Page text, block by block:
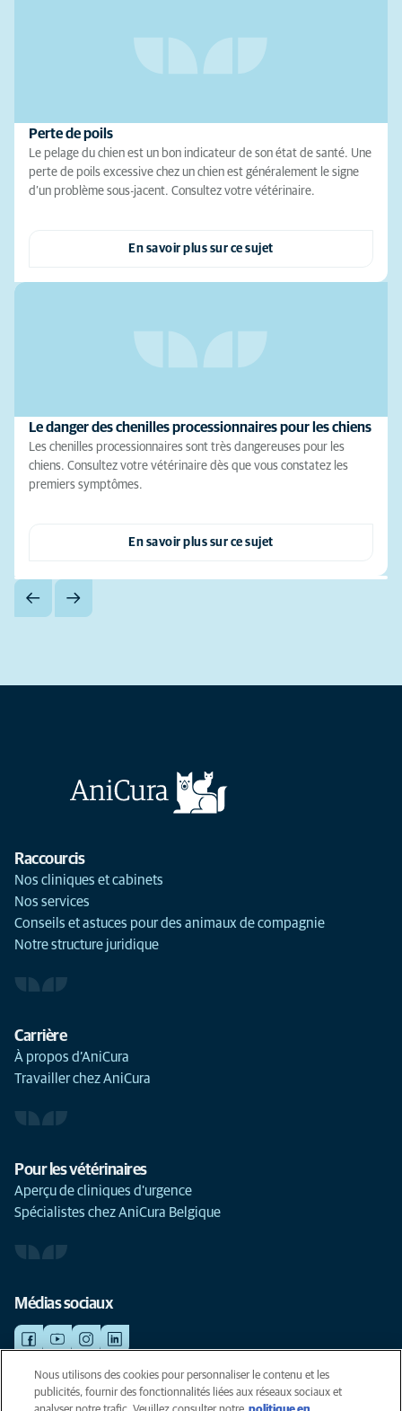
Perte de poils
Le pelage du chien est un bon indicateur de son état de santé. Une
perte de poils excessive chez un chien est généralement le signe
d’un problème sous-jacent. Consultez votre vétérinaire.
En savoir plus sur ce sujet
Le danger des chenilles processionnaires pour les chiens
Les chenilles processionnaires sont très dangereuses pour les
chiens. Consultez votre vétérinaire dès que vous constatez les
premiers symptômes.
En savoir plus sur ce sujet
Raccourcis
Nos cliniques et cabinets
Nos services
Conseils et astuces pour des animaux de compagnie
Notre structure juridique
Carrière
À propos d’AniCura
Travailler chez AniCura
Pour les vétérinaires
Aperçu de cliniques d'urgence
Spécialistes chez AniCura Belgique
Médias sociaux
©AniCura 2024
Nous utilisons des cookies pour personnaliser le contenu et les
publicités, fournir des fonctionnalités liées aux réseaux sociaux et